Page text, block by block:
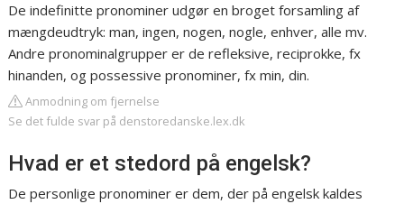
De indefinitte pronominer udgør en broget forsamling af
mængdeudtryk: man, ingen, nogen, nogle, enhver, alle mv.
Andre pronominalgrupper er de refleksive, reciprokke, fx
hinanden, og possessive pronominer, fx min, din.
Anmodning om fjernelse
Se det fulde svar på denstoredanske.lex.dk
Hvad er et stedord på engelsk?
De personlige pronominer er dem, der på engelsk kaldes